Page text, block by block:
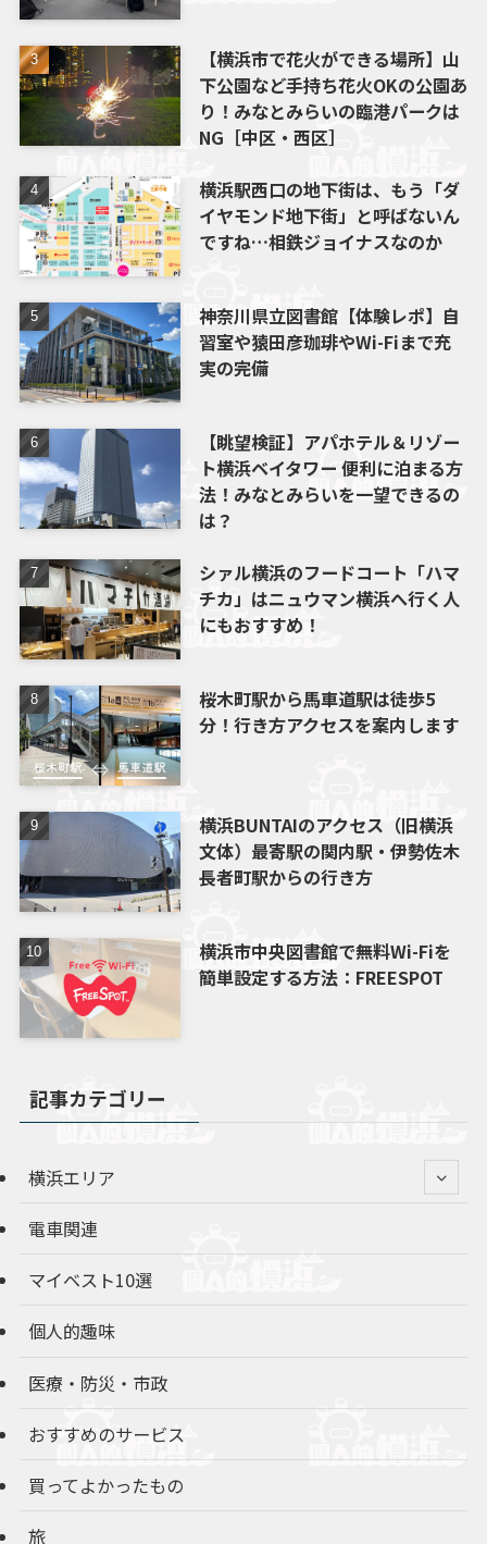
【横浜市で花火ができる場所】山
下公園など手持ち花火OKの公園あ
り！みなとみらいの臨港パークは
NG［中区・西区］
横浜駅西口の地下街は、もう「ダ
イヤモンド地下街」と呼ばないん
ですね…相鉄ジョイナスなのか
神奈川県立図書館【体験レポ】自
習室や猿田彦珈琲やWi-Fiまで充
実の完備
【眺望検証】アパホテル＆リゾー
ト横浜ベイタワー 便利に泊まる方
法！みなとみらいを一望できるの
は？
シァル横浜のフードコート「ハマ
チカ」はニュウマン横浜へ行く人
にもおすすめ！
桜木町駅から馬車道駅は徒歩5
分！行き方アクセスを案内します
横浜BUNTAIのアクセス（旧横浜
文体）最寄駅の関内駅・伊勢佐木
長者町駅からの行き方
横浜市中央図書館で無料Wi-Fiを
簡単設定する方法：FREESPOT
記事カテゴリー
横浜エリア
電車関連
マイベスト10選
個人的趣味
医療・防災・市政
おすすめのサービス
買ってよかったもの
旅